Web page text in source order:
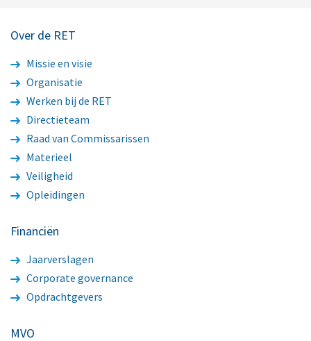
Over de RET
Missie en visie
Organisatie
Werken bij de RET
Directieteam
Raad van Commissarissen
Materieel
Veiligheid
Opleidingen
Financiën
Jaarverslagen
Corporate governance
Opdrachtgevers
MVO